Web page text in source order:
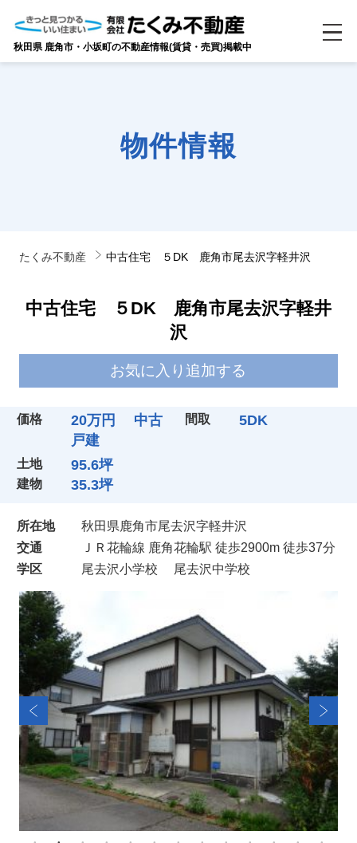
秋田県 鹿角市・小坂町の不動産情報(賃貸・売買)掲載中
物件情報
たくみ不動産 中古住宅 ５DK 鹿角市尾去沢字軽井沢
中古住宅 ５DK 鹿角市尾去沢字軽井
沢
お気に入り追加する
価格
20万円 中古
戸建
間取 5DK
土地 95.6坪
建物 35.3坪
所在地
秋田県鹿角市尾去沢字軽井沢
交通
ＪＲ花輪線 鹿角花輪駅 徒歩2900m 徒歩37分
学区
尾去沢小学校 尾去沢中学校